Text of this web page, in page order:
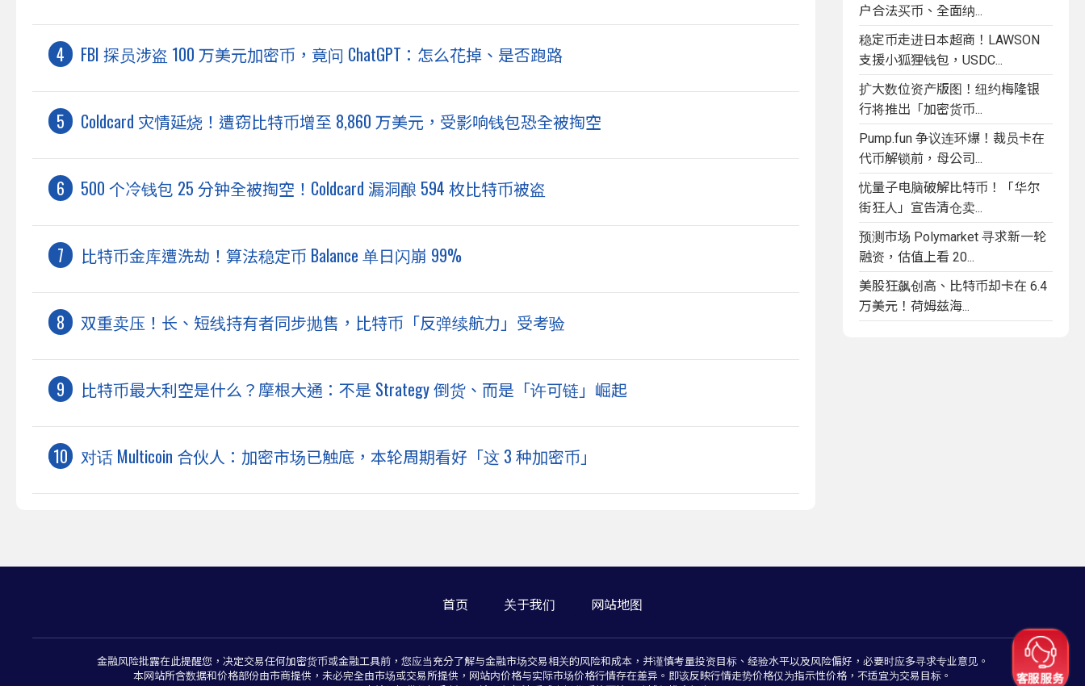
FBI 探员涉盗 100 万美元加密币，竟问 ChatGPT：怎么花掉、是否跑路
Coldcard 灾情延烧！遭窃比特币增至 8,860 万美元，受影响钱包恐全被掏空
500 个冷钱包 25 分钟全被掏空！Coldcard 漏洞酿 594 枚比特币被盗
比特币金库遭洗劫！算法稳定币 Balance 单日闪崩 99%
双重卖压！长、短线持有者同步抛售，比特币「反弹续航力」受考验
比特币最大利空是什么？摩根大通：不是 Strategy 倒货、而是「许可链」崛起
对话 Multicoin 合伙人：加密市场已触底，本轮周期看好「这 3 种加密币」
户合法买币、全面纳...
稳定币走进日本超商！LAWSON
支援小狐狸钱包，USDC...
扩大数位资产版图！纽约梅隆银
行将推出「加密货币...
Pump.fun 争议连环爆！裁员卡在
代币解锁前，母公司...
忧量子电脑破解比特币！「华尔
街狂人」宣告清仓卖...
预测市场 Polymarket 寻求新一轮
融资，估值上看 20...
美股狂飙创高、比特币却卡在 6.4
万美元！荷姆兹海...
首页 关于我们 网站地图
金融风险批露在此提醒您，决定交易任何加密货币或金融工具前，您应当充分了解与金融市场交易相关的风险和成本，并谨慎考量投资目标、经验水平以及风险偏好，必要时应多寻求专业意见。
本网站所含数据和价格部份由市商提供，未必完全由市场或交易所提供，网站内价格与实际市场价格行情存在差异。即该反映行情走势价格仅为指示性价格，不适宜为交易目标。